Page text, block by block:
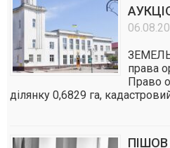
права
Право
ділянку 0,6829 га,